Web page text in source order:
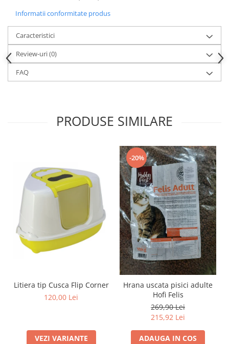
Informatii conformitate produs
Caracteristici
Review-uri(0)
FAQ
PRODUSE SIMILARE
Litiera tip Cusca Flip Corner
120,00 Lei
VEZI VARIANTE
-20%
Hrana uscata pisici adulte
Hofi Felis
269,90 Lei
215,92 Lei
ADAUGA IN COS